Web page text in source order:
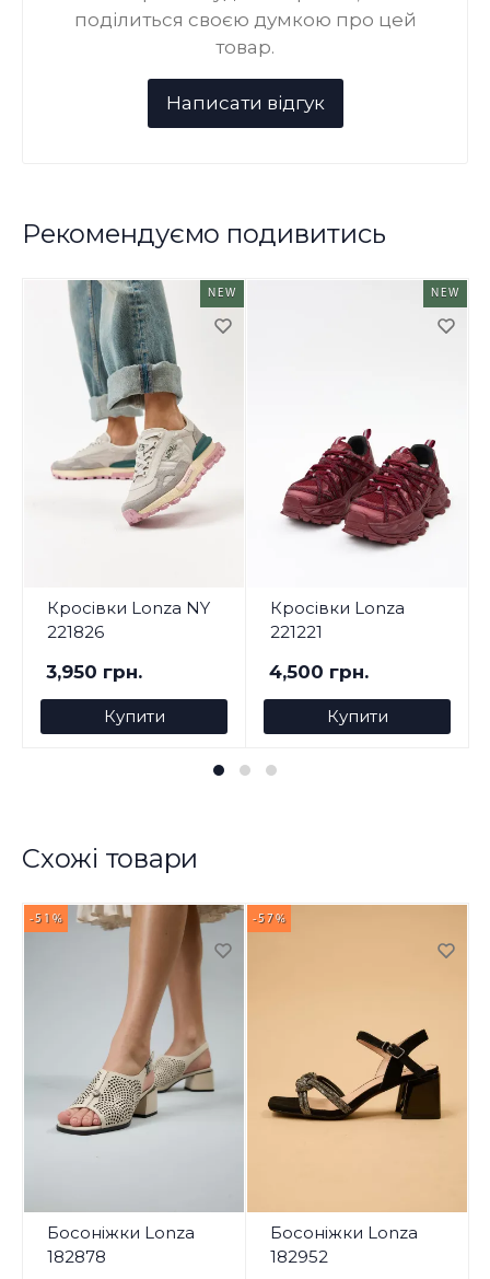
поділиться своєю думкою про цей
товар.
Рекомендуємо подивитись
NEW
Кросівки Lonza NY
221826
3,950 грн.
Купити
NEW
Кросівки Lonza
221221
4,500 грн.
Купити
Схожі товари
-51%
Босоніжки Lonza
182878
-57%
Босоніжки Lonza
182952